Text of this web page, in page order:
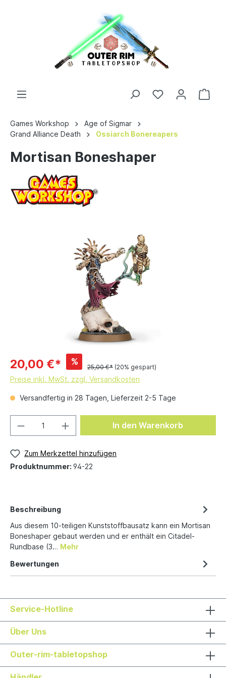
Games Workshop
Age of Sigmar
Grand Alliance Death
Ossiarch Bonereapers
Mortisan Boneshaper
20,00 €* %
25,00 €* (20% gespart)
Preise inkl. MwSt. zzgl. Versandkosten
Versandfertig in 28 Tagen, Lieferzeit 2-5 Tage
In den Warenkorb
Zum Merkzettel hinzufügen
Produktnummer: 94-22
Beschreibung
Aus diesem 10-teiligen Kunststoffbausatz kann ein Mortisan
Boneshaper gebaut werden und er enthält ein Citadel-
Rundbase (3… Mehr
Bewertungen
Service-Hotline
Über Uns
Outer-rim-tabletopshop